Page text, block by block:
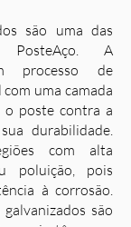
são uma das
PosteAço. A
processo de
uma camada
o poste contra a
durabilidade.
com alta
poluição, pois
à corrosão.
são